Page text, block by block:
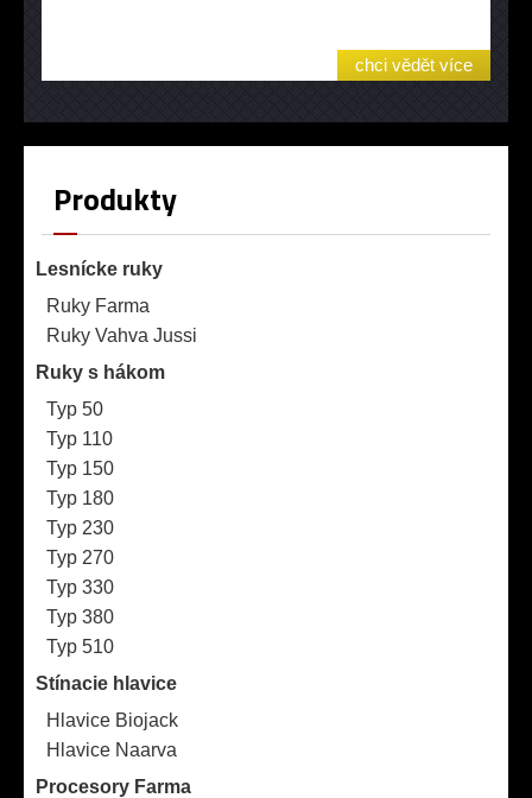
chci vědět více
Produkty
Lesnícke ruky
Ruky Farma
Ruky Vahva Jussi
Ruky s hákom
Typ 50
Typ 110
Typ 150
Typ 180
Typ 230
Typ 270
Typ 330
Typ 380
Typ 510
Stínacie hlavice
Hlavice Biojack
Hlavice Naarva
Procesory Farma